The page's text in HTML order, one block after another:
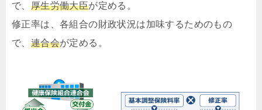
で、 厚生労働大臣が定める。
修正率は、各組合の財政状況は加味するためのもの
で、 連合会が定める。